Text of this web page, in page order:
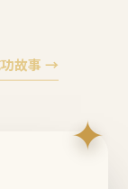
故事 →
✦